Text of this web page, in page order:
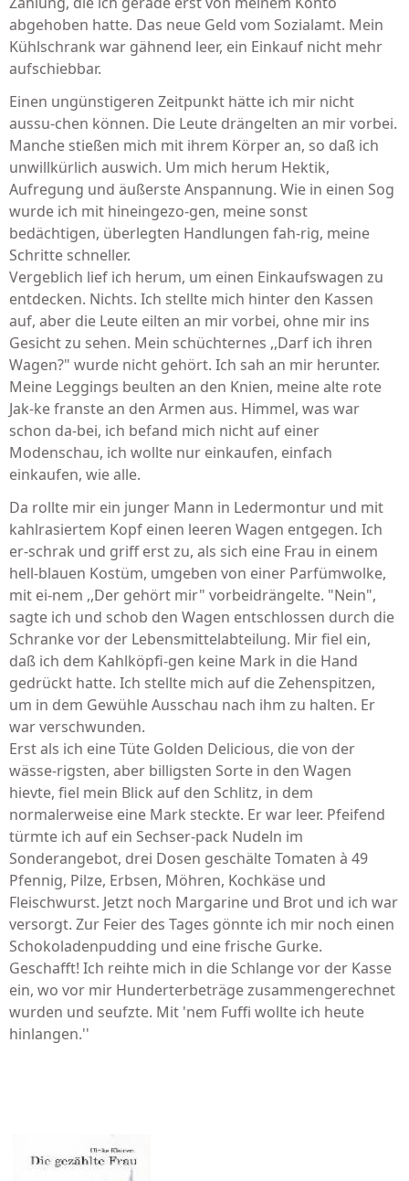
abgehoben hatte. Das neue Geld vom Sozialamt. Mein
Kühlschrank war gähnend leer, ein Einkauf nicht mehr
aufschiebbar.
Einen ungünstigeren Zeitpunkt hätte ich mir nicht
aussu-chen können. Die Leute drängelten an mir vorbei.
Manche stießen mich mit ihrem Körper an, so daß ich
unwillkürlich auswich. Um mich herum Hektik,
Aufregung und äußerste Anspannung. Wie in einen Sog
wurde ich mit hineingezo-gen, meine sonst
bedächtigen, überlegten Handlungen fah-rig, meine
Schritte schneller.
Vergeblich lief ich herum, um einen Einkaufswagen zu
entdecken. Nichts. Ich stellte mich hinter den Kassen
auf, aber die Leute eilten an mir vorbei, ohne mir ins
Gesicht zu sehen. Mein schüchternes ,,Darf ich ihren
Wagen?" wurde nicht gehört. Ich sah an mir herunter.
Meine Leggings beulten an den Knien, meine alte rote
Jak-ke franste an den Armen aus. Himmel, was war
schon da-bei, ich befand mich nicht auf einer
Modenschau, ich wollte nur einkaufen, einfach
einkaufen, wie alle.
Da rollte mir ein junger Mann in Ledermontur und mit
kahlrasiertem Kopf einen leeren Wagen entgegen. Ich
er-schrak und griff erst zu, als sich eine Frau in einem
hell-blauen Kostüm, umgeben von einer Parfümwolke,
mit ei-nem ,,Der gehört mir" vorbeidrängelte. "Nein",
sagte ich und schob den Wagen entschlossen durch die
Schranke vor der Lebensmittelabteilung. Mir fiel ein,
daß ich dem Kahlköpfi-gen keine Mark in die Hand
gedrückt hatte. Ich stellte mich auf die Zehenspitzen,
um in dem Gewühle Ausschau nach ihm zu halten. Er
war verschwunden.
Erst als ich eine Tüte Golden Delicious, die von der
wässe-rigsten, aber billigsten Sorte in den Wagen
hievte, fiel mein Blick auf den Schlitz, in dem
normalerweise eine Mark steckte. Er war leer. Pfeifend
türmte ich auf ein Sechser-pack Nudeln im
Sonderangebot, drei Dosen geschälte Tomaten à 49
Pfennig, Pilze, Erbsen, Möhren, Kochkäse und
Fleischwurst. Jetzt noch Margarine und Brot und ich war
versorgt. Zur Feier des Tages gönnte ich mir noch einen
Schokoladenpudding und eine frische Gurke.
Geschafft! Ich reihte mich in die Schlange vor der Kasse
ein, wo vor mir Hunderterbeträge zusammengerechnet
wurden und seufzte. Mit 'nem Fuffi wollte ich heute
hinlangen.''